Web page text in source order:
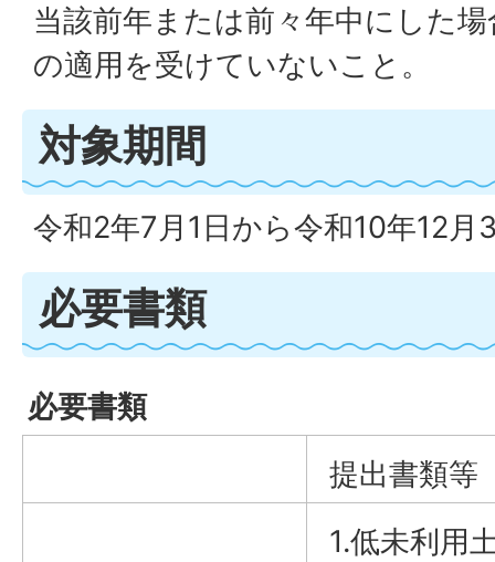
当該前年または前々年中にした
の適用を受けていないこと。
対象期間
令和2年7月1日から令和10年12月
必要書類
必要書類
提出書類等
1.低未利用